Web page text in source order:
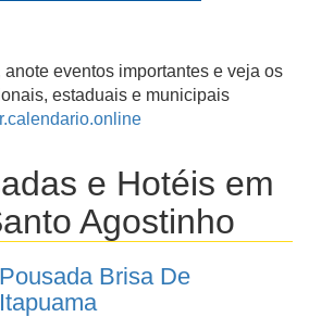
eventos importantes e veja os
estaduais e municipais
e Hotéis em
Agostinho
Pousada Brisa De
Itapuama